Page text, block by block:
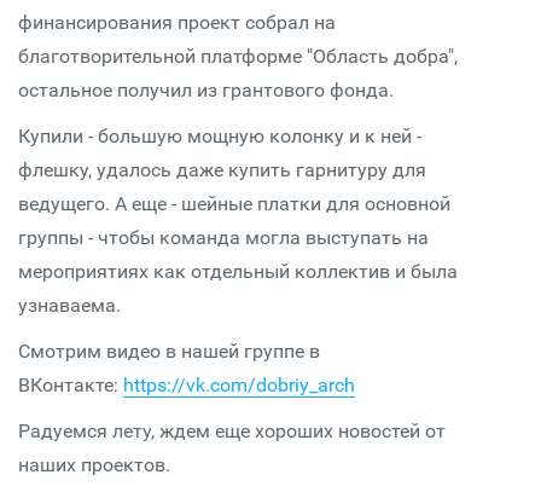
финансирования проект собрал на
благотворительной платформе "Область добра",
остальное получил из грантового фонда.
Купили - большую мощную колонку и к ней -
флешку, удалось даже купить гарнитуру для
ведущего. А еще - шейные платки для основной
группы - чтобы команда могла выступать на
мероприятиях как отдельный коллектив и была
узнаваема.
Смотрим видео в нашей группе в
ВКонтакте: https://vk.com/dobriy_arch
Радуемся лету, ждем еще хороших новостей от
наших проектов.